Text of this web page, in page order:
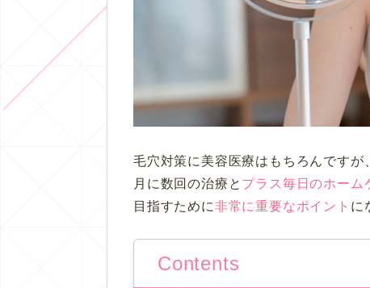
毛穴対策に美容医療はもちろんですが、
月に数回の治療と プラス毎日のホーム
目指すために非常に重要なポイント に
Contents